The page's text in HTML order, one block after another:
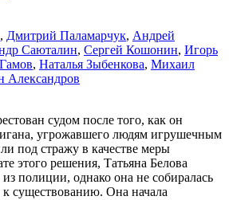
, Дмитрий Паламарчук, Андрей
Саюталин, Сергей Кошонин, Игорь
, Наталья Зыбенкова, Михаил
Александров
судом после того, как он
угрожавшего людям игрушечным
под стражу в качестве меры
этого решения, Татьяна Белова
полиции, однако она не собиралась
к существованию. Она начала